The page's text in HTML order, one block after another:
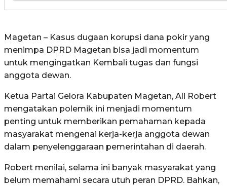
Magetan – Kasus dugaan korupsi dana pokir yang
menimpa DPRD Magetan bisa jadi momentum
untuk mengingatkan Kembali tugas dan fungsi
anggota dewan.
Ketua Partai Gelora Kabupaten Magetan, Ali Robert
mengatakan polemik ini menjadi momentum
penting untuk memberikan pemahaman kepada
masyarakat mengenai kerja-kerja anggota dewan
dalam penyelenggaraan pemerintahan di daerah.
Robert menilai, selama ini banyak masyarakat yang
belum memahami secara utuh peran DPRD. Bahkan,